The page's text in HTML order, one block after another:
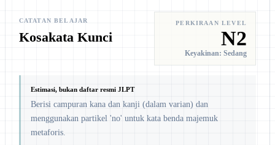
CATATAN BELAJAR
Kosakata Kunci
PERKIRAAN LEVEL
N2
Keyakinan: Sedang
Estimasi, bukan daftar resmi JLPT
Berisi campuran kana dan kanji (dalam varian) dan
menggunakan partikel 'no' untuk kata benda majemuk
metaforis.